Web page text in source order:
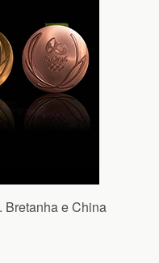
Bretanha e China